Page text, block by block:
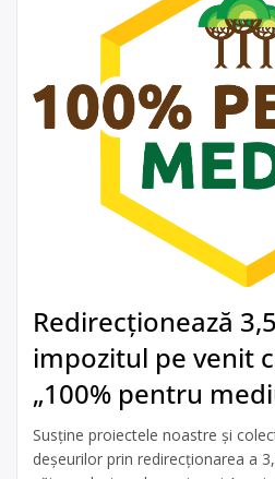
Redirecționează
impozitul pe venit
„100% pentru
Susține proiectele noastre și
deșeurilor prin redirecționarea a